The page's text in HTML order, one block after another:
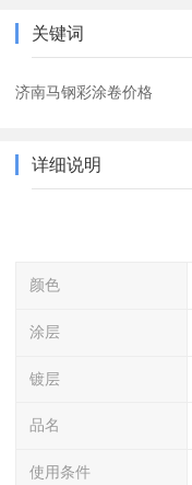
关键词
济南马钢彩涂卷价格
详细说明
颜色
涂层
镀层
品名
使用条件